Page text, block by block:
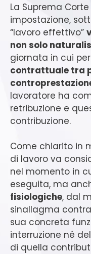
La Suprema
impostazione,
“lavoro effettivo”
non solo
giornata in cui
contrattuale tra
lavoratore ha
retribuzione e
contribuzione.
Come chiarito in
di lavoro va
nel momento in
eseguita, ma
fisiologiche, dal
sinallagma
sua concreta
interruzione né
di quella